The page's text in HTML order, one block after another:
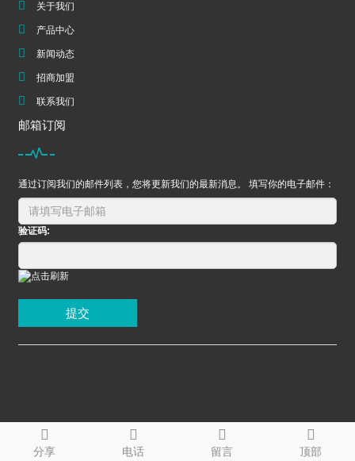
分享 电话 留言 顶部
关于我们
产品中心
新闻动态
招商加盟
联系我们
邮箱订阅
通过订阅我们的邮件列表，您将更新我们的最新消息。 填写你的电子邮件：
验证码:
提交